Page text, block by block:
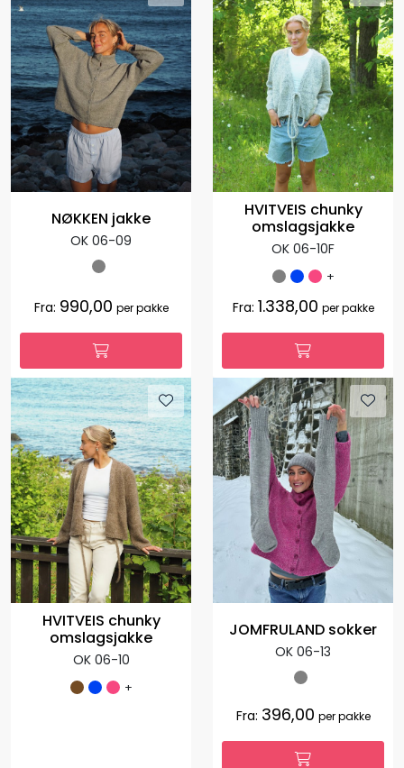
NØKKEN jakke
OK 06-09
Fra: 990,00 per pakke
HVITVEIS chunky
omslagsjakke
OK 06-10F
+
Fra: 1.338,00 per pakke
HVITVEIS chunky
omslagsjakke
OK 06-10
+
JOMFRULAND sokker
OK 06-13
Fra: 396,00 per pakke